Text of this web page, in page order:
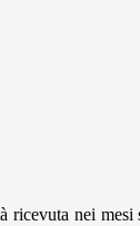
ricevuta nei mesi